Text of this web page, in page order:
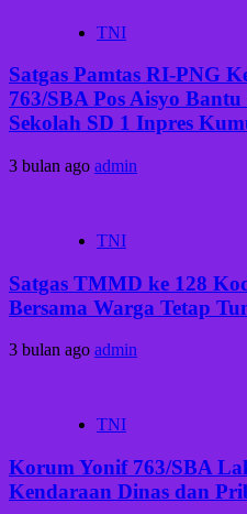
TNI
Satgas Pamtas RI-PNG
763/SBA Pos Aisyo
Sekolah SD 1 Inpres
3 bulan ago admin
TNI
Satgas TMMD ke 128
Bersama Warga Tetap
3 bulan ago admin
TNI
Korum Yonif 763/SBA
Kendaraan Dinas dan